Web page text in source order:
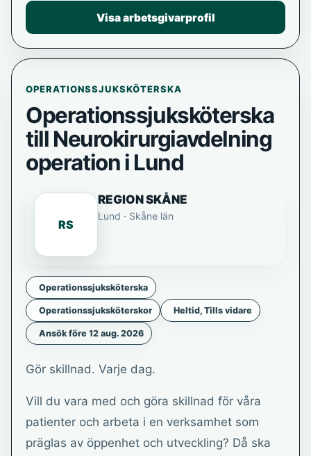
OPERATIONSSJUKSKÖTERSKA
Operationssjuksköterska
till Neurokirurgiavdelning
operation i Lund
RS
REGION SKÅNE
Lund · Skåne län
Operationssjuksköterska
Operationssjuksköterskor Heltid, Tills vidare
Ansök före 12 aug. 2026
Gör skillnad. Varje dag.
Vill du vara med och göra skillnad för våra
patienter och arbeta i en verksamhet som
präglas av öppenhet och utveckling? Då ska
Visa arbetsgivarprofil